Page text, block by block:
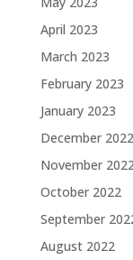
April 2023
March 2023
February 2023
January 2023
December 2022
November
October 2022
September
August 2022